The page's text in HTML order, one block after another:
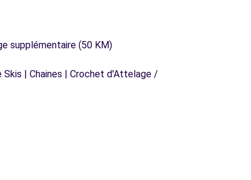
supplémentaire (50 KM)
| Chaines | Crochet d'Attelage /